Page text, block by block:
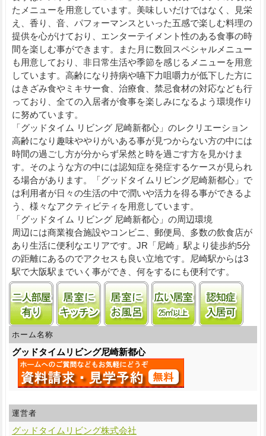
たメニューを用意しています。美味しいだけではなく、見栄
え、香り、音、パフォーマンスといった五感で楽しむ料理の
提供を心がけており、エンターテイメント性のある食事の時
間を楽しむ事ができます。また月に数回スペシャルメニュー
も用意しており、非日常生活や季節を感じるメニューを用意
しています。高齢になり持病や嚥下力咀嚼力が低下した方に
はきざみ食やミキサー食、治療食、禁忌食材の対応なども行
っており、全ての入居者が食事を楽しみになるよう環境作り
に努めています。
「グッドタイム リビング 尼崎新都心」のレクリエーション
高齢になり趣味ややりがいある事が見つからない方の中には
時間の過ごし方が分からず呆然と時を過ごす方を見かけま
す。そのような方の中には認知症を発症するケースが見られ
る場合があります。「グッドタイムリビング尼崎新都心」で
は利用者が日々の生活の中で潤いや活力を得る事ができるよ
う、様々なアクティビティを用意しています。
「グッドタイム リビング 尼崎新都心」の周辺環境
周辺には商業複合施設やコンビニ、郵便局、多数の飲食店が
あり生活に便利なエリアです。JR「尼崎」駅より徒歩約5分
の距離にあるのでアクセスも良い立地です。尼崎駅からは3
駅で大阪駅までいく事ができ、何をするにも便利です。
二人部屋あり居室にキッチンあり居室に風呂あり居室25㎡以上認知
ホーム名称
グッドタイムリビング尼崎新都心
運営者
グッドタイムリビング株式会社